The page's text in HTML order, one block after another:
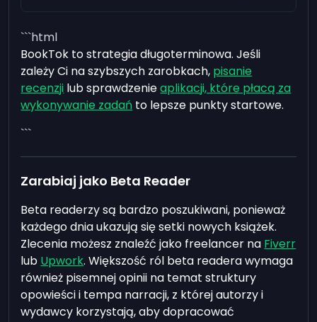
```html
BookTok to strategia długoterminowa. Jeśli
zależy Ci na szybszych zarobkach, pisanie
recenzji lub sprawdzenieaplikacji, które płacą za
wykonywanie zadań to lepsze punkty startowe.
```
Zarabiaj jako Beta Reader
Beta readerzy są bardzo poszukiwani, ponieważ
każdego dnia ukazują się setki nowych książek.
Zlecenia możesz znaleźć jako freelancer na Fiverr
lub Upwork. Większość ról beta readera wymaga
również pisemnej opinii na temat struktury
opowieści i tempa narracji, z której autorzy i
wydawcy korzystają, aby dopracować